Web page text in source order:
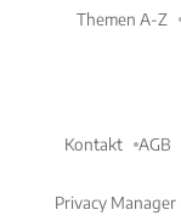
Themen A-Z
Kontakt AGB
Privacy Manager